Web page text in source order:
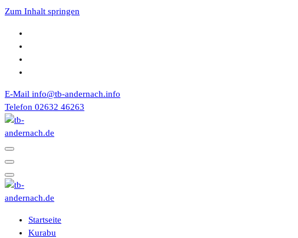
Zum Inhalt springen
E-Mail info@tb-andernach.info
Telefon 02632 46263
Turnerbund 1867 e.V. Andernach
Startseite
Kurabu